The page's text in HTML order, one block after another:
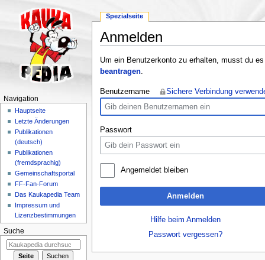
Anmelden
Um ein Benutzerkonto zu erhalten, musst du es
beantragen.
Benutzername Sichere Verbindung
Passwort
Angemeldet bleiben
Anmelden
Hilfe beim Anmelden
Passwort vergessen?
Spezialseite
Navigation
Hauptseite
Letzte Änderungen
Publikationen
(deutsch)
Publikationen
(fremdsprachig)
Gemeinschaftsportal
FF-Fan-Forum
Das Kaukapedia Team
Impressum und
Lizenzbestimmungen
Suche